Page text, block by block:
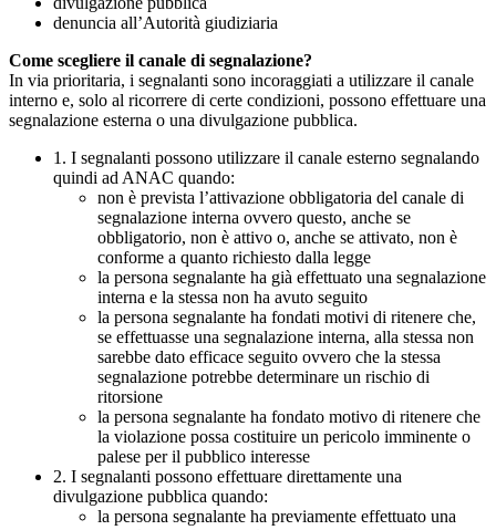
denuncia all’Autorità giudiziaria
Come scegliere il canale di segnalazione?
In via prioritaria, i segnalanti sono incoraggiati a utilizzare il canale
interno e, solo al ricorrere di certe condizioni, possono effettuare una
segnalazione esterna o una divulgazione pubblica.
1. I segnalanti possono utilizzare il canale esterno segnalando
quindi ad ANAC quando:
non è prevista l’attivazione obbligatoria del canale di
segnalazione interna ovvero questo, anche se
obbligatorio, non è attivo o, anche se attivato, non è
conforme a quanto richiesto dalla legge
la persona segnalante ha già effettuato una segnalazione
interna e la stessa non ha avuto seguito
la persona segnalante ha fondati motivi di ritenere che,
se effettuasse una segnalazione interna, alla stessa non
sarebbe dato efficace seguito ovvero che la stessa
segnalazione potrebbe determinare un rischio di
ritorsione
la persona segnalante ha fondato motivo di ritenere che
la violazione possa costituire un pericolo imminente o
palese per il pubblico interesse
2. I segnalanti possono effettuare direttamente una
divulgazione pubblica quando:
la persona segnalante ha previamente effettuato una